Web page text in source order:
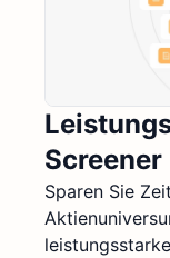
Screener
Sparen Sie